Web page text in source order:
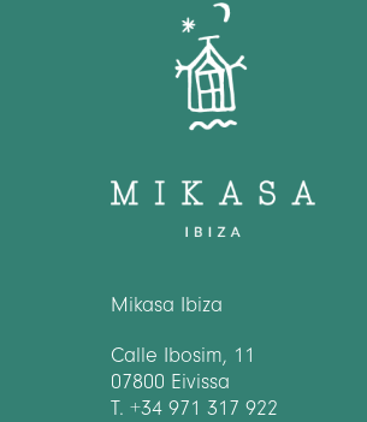
Mikasa Ibiza
Calle Ibosim, 11
07800 Eivissa
T. +34 971 317 922